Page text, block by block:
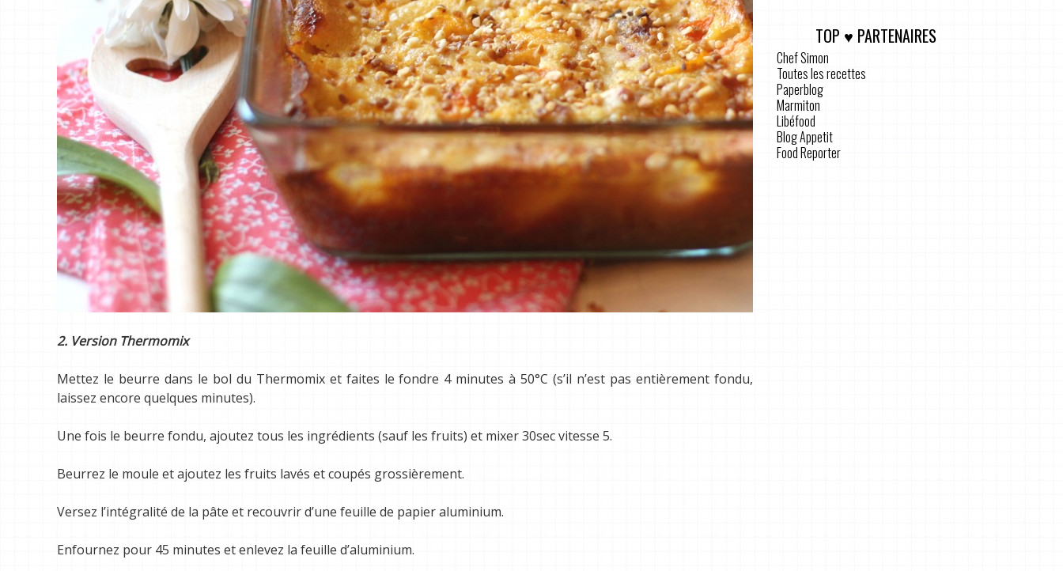
2. Version Thermomix
Mettez le beurre dans le bol du Thermomix et faites le fondre 4 minutes à 50°C (s’il n’est pas entièrement fondu,
laissez encore quelques minutes).
Une fois le beurre fondu, ajoutez tous les ingrédients (sauf les fruits) et mixer 30sec vitesse 5.
Beurrez le moule et ajoutez les fruits lavés et coupés grossièrement.
Versez l’intégralité de la pâte et recouvrir d’une feuille de papier aluminium.
Enfournez pour 45 minutes et enlevez la feuille d’aluminium.
TOP ♥ PARTENAIRES
Chef Simon
Toutes les recettes
Paperblog
Marmiton
Libéfood
Blog Appetit
Food Reporter